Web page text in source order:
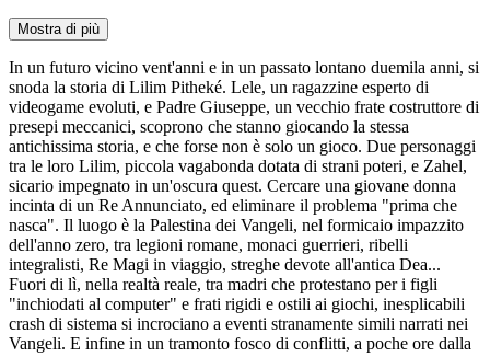
Mostra di più
In un futuro vicino vent'anni e in un passato lontano duemila anni, si
snoda la storia di Lilim Pitheké. Lele, un ragazzine esperto di
videogame evoluti, e Padre Giuseppe, un vecchio frate costruttore di
presepi meccanici, scoprono che stanno giocando la stessa
antichissima storia, e che forse non è solo un gioco. Due personaggi
tra le loro Lilim, piccola vagabonda dotata di strani poteri, e Zahel,
sicario impegnato in un'oscura quest. Cercare una giovane donna
incinta di un Re Annunciato, ed eliminare il problema "prima che
nasca". Il luogo è la Palestina dei Vangeli, nel formicaio impazzito
dell'anno zero, tra legioni romane, monaci guerrieri, ribelli
integralisti, Re Magi in viaggio, streghe devote all'antica Dea...
Fuori di lì, nella realtà reale, tra madri che protestano per i figli
"inchiodati al computer" e frati rigidi e ostili ai giochi, inesplicabili
crash di sistema si incrociano a eventi stranamente simili narrati nei
Vangeli. E infine in un tramonto fosco di conflitti, a poche ore dalla